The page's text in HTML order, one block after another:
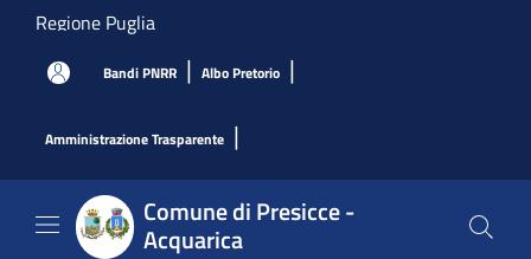
Salta al contenuto principale
Regione Puglia
Bandi PNRR | Albo Pretorio |
Amministrazione Trasparente |
Comune di Presicce -
Acquarica